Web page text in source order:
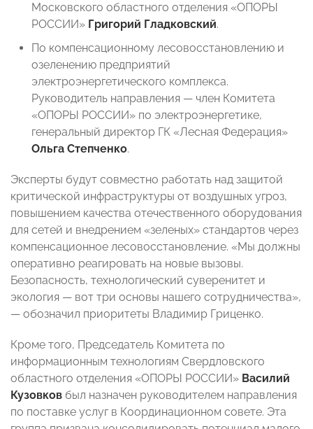
Московского областного отделения «ОПОРЫ
РОССИИ» Григорий Гладковский.
По компенсационному лесовосстановлению и
озеленению предприятий
электроэнергетического комплекса.
Руководитель направления — член Комитета
«ОПОРЫ РОССИИ» по электроэнергетике,
генеральный директор ГК «Лесная Федерация»
Ольга Степченко.
Эксперты будут совместно работать над защитой
критической инфраструктуры от воздушных угроз,
повышением качества отечественного оборудования
для сетей и внедрением «зеленых» стандартов через
компенсационное лесовосстановление. «Мы должны
оперативно реагировать на новые вызовы.
Безопасность, технологический суверенитет и
экология — вот три основы нашего сотрудничества»,
— обозначил приоритеты Владимир Гриценко.
Кроме того, Председатель Комитета по
информационным технологиям Свердловского
областного отделения «ОПОРЫ РОССИИ» Василий
Кузовков был назначен руководителем направления
по поставке услуг в Координационном совете. Эта